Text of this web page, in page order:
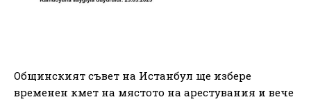
Общинският съвет на Истанбул ще избере
временен кмет на мястото на арестувания и вече